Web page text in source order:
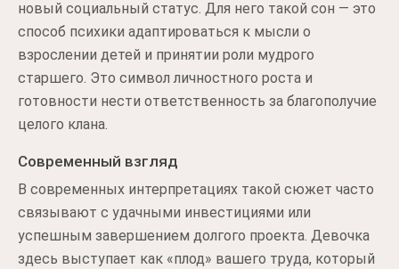
новый социальный статус. Для него такой сон — это
способ психики адаптироваться к мысли о
взрослении детей и принятии роли мудрого
старшего. Это символ личностного роста и
готовности нести ответственность за благополучие
целого клана.
Современный взгляд
В современных интерпретациях такой сюжет часто
связывают с удачными инвестициями или
успешным завершением долгого проекта. Девочка
здесь выступает как «плод» вашего труда, который